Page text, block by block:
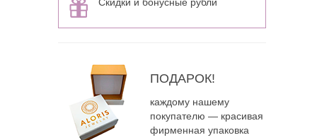
ПОДАРОК!
каждому нашему
покупателю — красивая
фирменная упаковка